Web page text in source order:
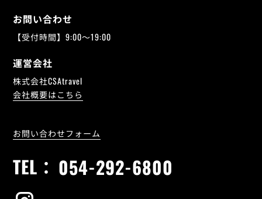
お問い合わせ
【受付時間】9:00～19:00
運営会社
株式会社CSAtravel
会社概要はこちら
お問い合わせフォーム
TEL： 054-292-6800